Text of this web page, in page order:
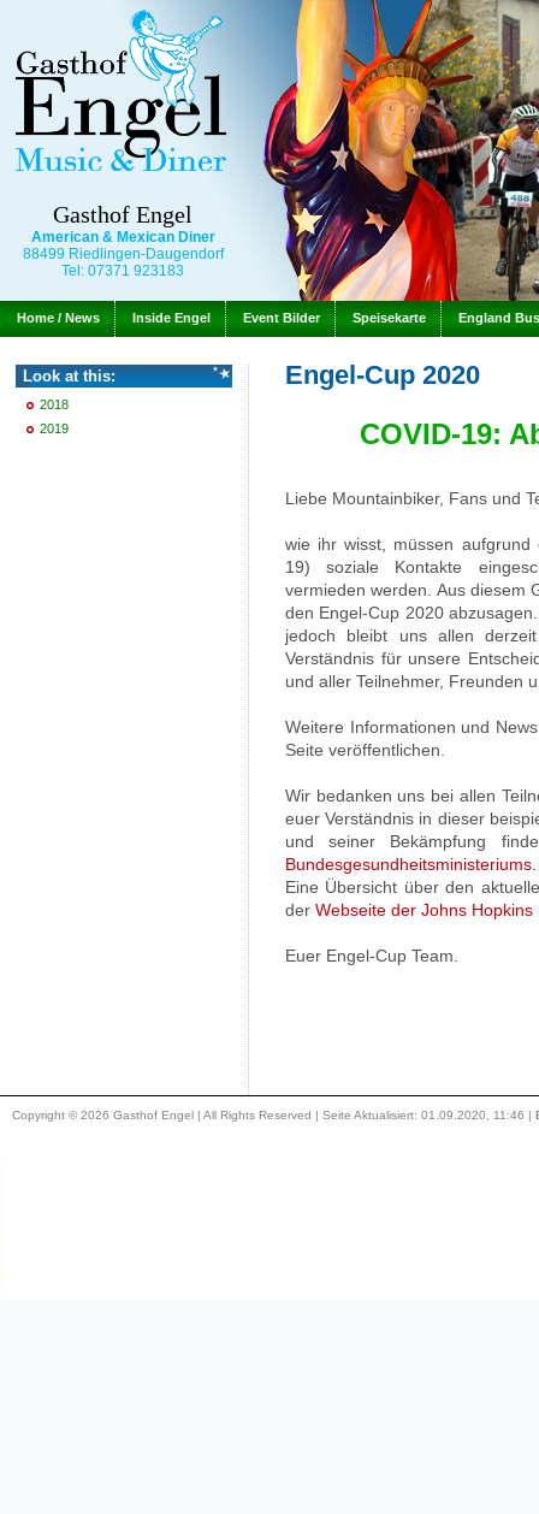
Gasthof Engel
American & Mexican Diner
88499 Riedlingen-Daugendorf
Tel: 07371 923183
Home / News Inside Engel Event Bilder Speisekarte England Bus
Look at this:
2018
2019
Engel-Cup 2020
COVID-19:
Liebe Mountainbiker, Fans und
wie ihr wisst, müssen aufgrund
19) soziale Kontakte
vermieden werden. Aus diesem
den Engel-Cup 2020
jedoch bleibt uns allen
Verständnis für unsere
und aller Teilnehmer, Freunden
Weitere Informationen und
Seite veröffentlichen.
Wir bedanken uns bei allen
euer Verständnis in dieser
und seiner Bekämpfung
Bundesgesundheitsministeriums
Eine Übersicht über den
der Webseite der Johns Hopkins
Euer Engel-Cup Team.
Copyright © 2026 Gasthof Engel | All Rights Reserved | Seite Aktualisiert: 01.09.2020, 11:46 |